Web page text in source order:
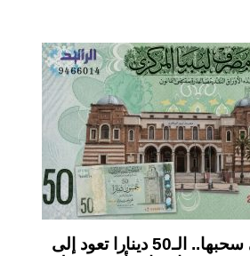
بعد أكثر من عام على سحبها.. الـ50 دينارا تعود إلى